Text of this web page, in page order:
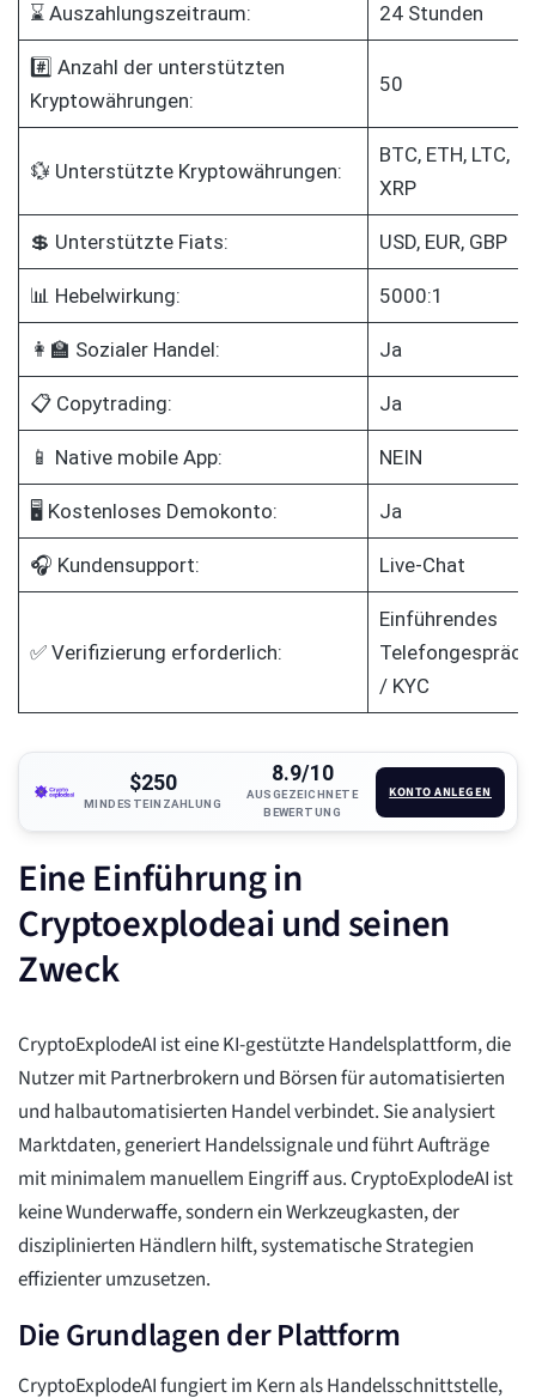
⌛ Auszahlungszeitraum: 24 Stunden
#️⃣ Anzahl der unterstützten
Kryptowährungen:
50
💱 Unterstützte Kryptowährungen:
BTC, ETH, LTC,
XRP
💲 Unterstützte Fiats: USD, EUR, GBP
📊 Hebelwirkung: 5000:1
👩‍🏫 Sozialer Handel: Ja
📋 Copytrading: Ja
📱 Native mobile App: NEIN
🖥️ Kostenloses Demokonto: Ja
🎧 Kundensupport: Live-Chat
✅ Verifizierung erforderlich:
Einführendes
Telefongespräch
/ KYC
$250
MINDESTEINZAHLUNG
8.9/10
AUSGEZEICHNETE
BEWERTUNG
KONTO ANLEGEN
Eine Einführung in
Cryptoexplodeai und seinen
Zweck
CryptoExplodeAI ist eine KI-gestützte Handelsplattform, die
Nutzer mit Partnerbrokern und Börsen für automatisierten
und halbautomatisierten Handel verbindet. Sie analysiert
Marktdaten, generiert Handelssignale und führt Aufträge
mit minimalem manuellem Eingriff aus. CryptoExplodeAI ist
keine Wunderwaffe, sondern ein Werkzeugkasten, der
disziplinierten Händlern hilft, systematische Strategien
effizienter umzusetzen.
Die Grundlagen der Plattform
CryptoExplodeAI fungiert im Kern als Handelsschnittstelle,